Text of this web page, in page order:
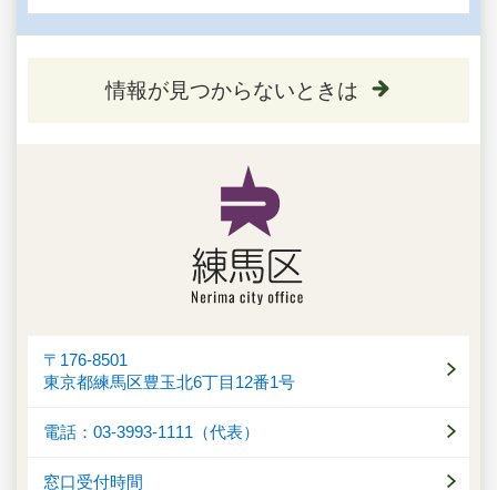
情報が見つからないときは
〒176-8501
東京都練馬区豊玉北6丁目12番1号
電話：03-3993-1111（代表）
窓口受付時間